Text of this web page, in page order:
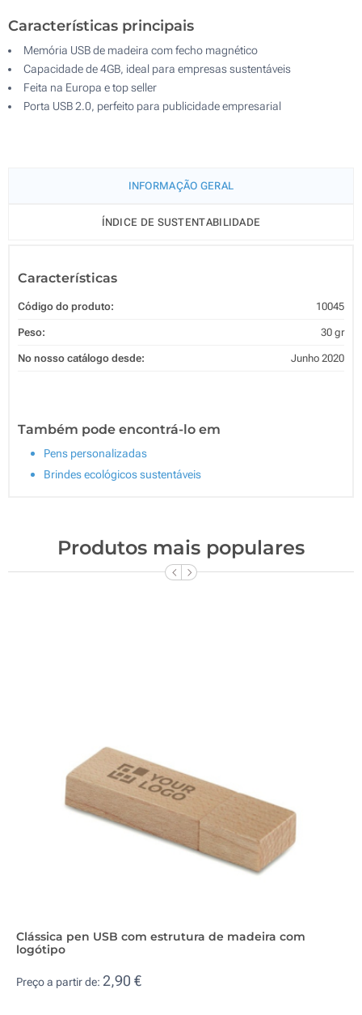
Características principais
Memória USB de madeira com fecho magnético
Capacidade de 4GB, ideal para empresas sustentáveis
Feita na Europa e top seller
Porta USB 2.0, perfeito para publicidade empresarial
INFORMAÇÃO GERAL
ÍNDICE DE SUSTENTABILIDADE
Características
Código do produto: 10045
Peso: 30 gr
No nosso catálogo desde: Junho 2020
Também pode encontrá-lo em
Pens personalizadas
Brindes ecológicos sustentáveis
Produtos mais populares
Clássica pen USB com estrutura de madeira com
logótipo
Preço a partir de: 2,90 €